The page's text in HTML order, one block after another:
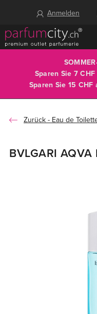
Anmelden
Sparen Sie 7
Sparen Sie 15 CHF
Eau de
BVLGARI AQVA